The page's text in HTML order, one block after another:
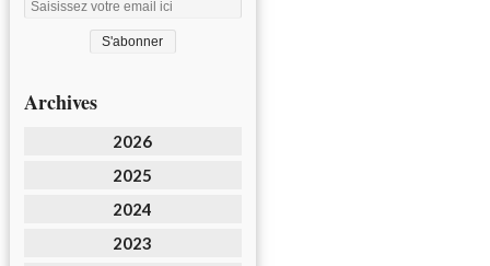
Archives
2026
2025
2024
2023